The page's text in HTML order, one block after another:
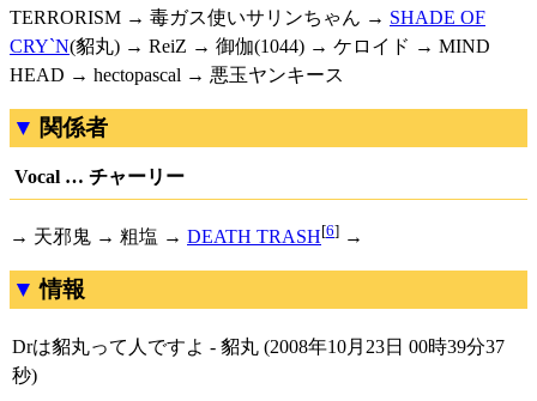
TERRORISM → 毒ガス使いサリンちゃん → SHADE OF
CRY`N(貂丸) → ReiZ → 御伽(1044) → ケロイド → MIND
HEAD → hectopascal → 悪玉ヤンキース
関係者
Vocal … チャーリー
→ 天邪鬼 → 粗塩 → DEATH TRASH[6] →
情報
Drは貂丸って人ですよ - 貂丸 (2008年10月23日 00時39分37
秒)